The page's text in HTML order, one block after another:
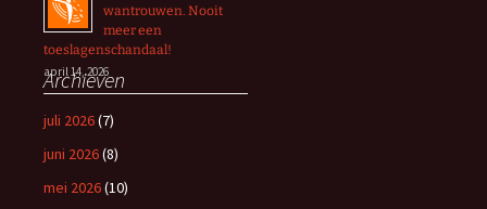
wantrouwen. Nooit
meer een
toeslagenschandaal!
april 14, 2026
Archieven
juli 2026(7)
juni 2026(8)
mei 2026(10)